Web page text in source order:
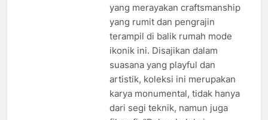
yang merayakan craftsmanship
yang rumit dan pengrajin
terampil di balik rumah mode
ikonik ini. Disajikan dalam
suasana yang playful dan
artistik, koleksi ini merupakan
karya monumental, tidak hanya
dari segi teknik, namun juga